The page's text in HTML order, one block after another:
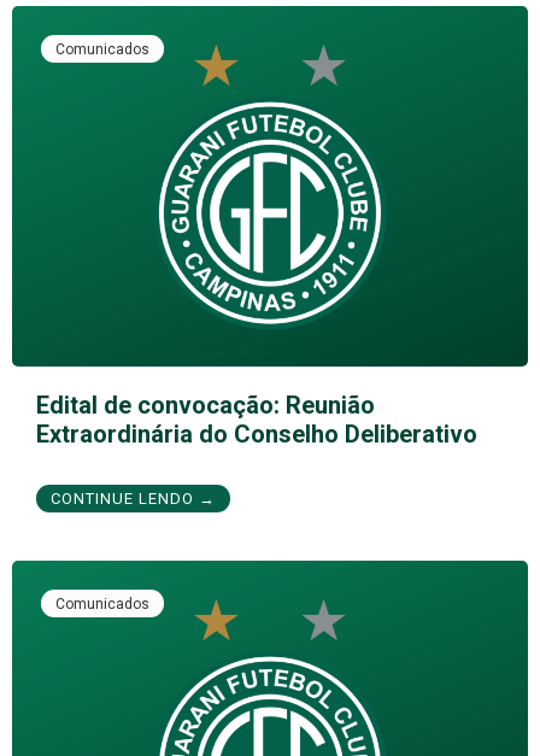
Comunicados
Edital de convocação: Reunião
Extraordinária do Conselho Deliberativo
CONTINUE LENDO →
Comunicados